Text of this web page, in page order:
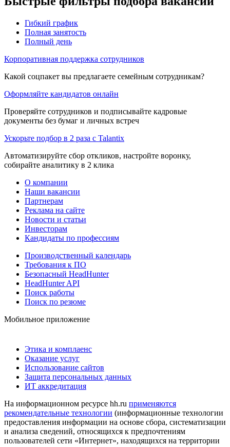
Гибкий график
Полная занятость
Полный день
Корпоративная поддержка сотрудников
Какой соцпакет вы предлагаете семейным сотрудникам?
Оформляйте кандидатов онлайн
Проверяйте сотрудников и подписывайте кадровые
документы без бумаг и личных встреч
Ускорьте подбор в 2 раза с Talantix
Автоматизируйте сбор откликов, настройте воронку,
собирайте аналитику в 2 клика
О компании
Наши вакансии
Партнерам
Реклама на сайте
Новости и статьи
Инвесторам
Кандидаты по профессиям
Производственный календарь
Требования к ПО
Безопасный HeadHunter
HeadHunter API
Поиск работы
Поиск по резюме
Мобильное приложение
Этика и комплаенс
Оказание услуг
Использование сайтов
Защита персональных данных
ИТ аккредитация
На информационном ресурсе hh.ru применяются
рекомендательные технологии (информационные технологии
предоставления информации на основе сбора, систематизации
и анализа сведений, относящихся к предпочтениям
пользователей сети «Интернет», находящихся на территории